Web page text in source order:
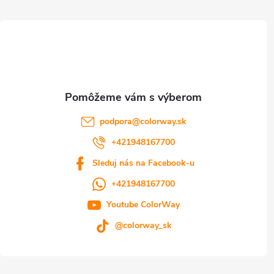
podpora@colorway.sk
+421948167700
Sleduj nás na Facebook-u
+421948167700
Youtube ColorWay
@colorway_sk